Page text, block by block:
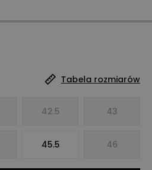
Tabela rozmiarów
42.5 43
45.5 46